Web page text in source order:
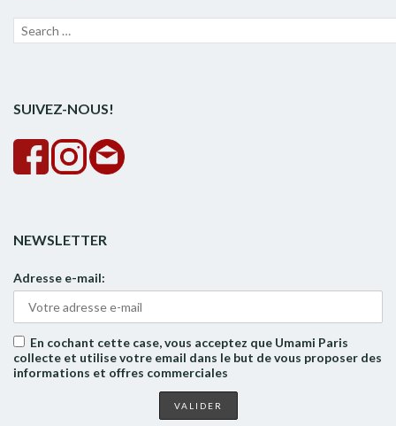
Recherche
SUIVEZ-NOUS!
NEWSLETTER
Adresse e-mail:
En cochant cette case, vous acceptez que Umami Paris
collecte et utilise votre email dans le but de vous proposer des
informations et offres commerciales